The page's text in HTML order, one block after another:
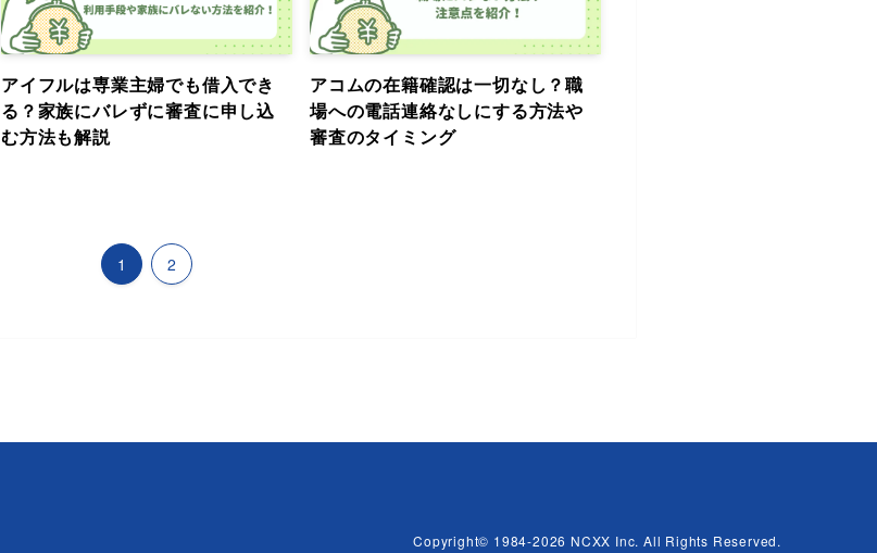
アイフルは専業主婦でも借入でき
る？家族にバレずに審査に申し込
む方法も解説
アコムの在籍確認は一切なし？職
場への電話連絡なしにする方法や
審査のタイミング
1 2
Copyright© 1984-2026 NCXX Inc. All Rights Reserved.